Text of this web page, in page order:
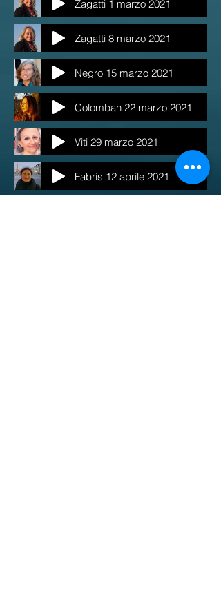
Zagatti 1 marzo 2021
Zagatti 8 marzo 2021
Negro 15 marzo 2021
Colomban 22 marzo 2021
Viti 29 marzo 2021
Fabris 12 aprile 2021